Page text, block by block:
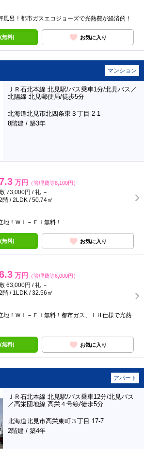
風呂！都市ガスエコジョーズで光熱費が経済的！
無料) お気に入り
マンション
ＪＲ石北本線 北見駅/バス乗車1分/北見バス／
北陽線 北見郵便局/徒歩5分
北海道北見市北四条東３丁目 2-1
8階建 / 築3年
万円 （管理費等8,100円）
73,000円 / 礼 －
階 / 2LDK / 50.74㎡
地！Ｗｉ－Ｆｉ無料！
無料) お気に入り
万円 （管理費等6,000円）
63,000円 / 礼 －
階 / 1LDK / 32.56㎡
地！Ｗｉ－Ｆｉ無料！都市ガス、ＩＨ仕様で光熱
無料) お気に入り
アパート
ＪＲ石北本線 北見駅/バス乗車12分/北見バス
／高栄団地線 高栄４号線/徒歩5分
北海道北見市高栄東町３丁目 17-7
2階建 / 築4年